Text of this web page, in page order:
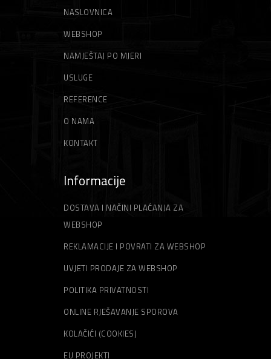
NASLOVNICA
WEBSHOP
NAMJEŠTAJ PO MJERI
USLUGE
REFERENCE
O NAMA
KONTAKT
Informacije
DOSTAVA I NAČINI PLAĆANJA ZA
WEBSHOP
REKLAMACIJE I POVRATI ZA WEBSHOP
UVJETI PRODAJE ZA WEBSHOP
POLITIKA PRIVATNOSTI
ONLINE RJEŠAVANJE SPOROVA
KOLAČIĆI (COOKIES)
EU PROJEKTI